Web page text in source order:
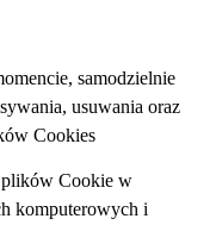
samodzielnie
usuwania oraz
Cookies
plików Cookie w
komputerowych i